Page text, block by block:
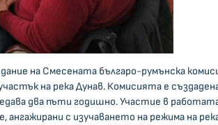
на Смесената българо-румънска
на река Дунав. Комисията е
два пъти годишно. Участие в
с изучаването на режима на